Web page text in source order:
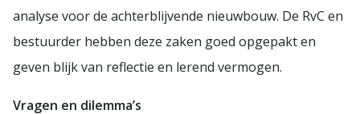
analyse voor de achterblijvende nieuwbouw. De RvC en
bestuurder hebben deze zaken goed opgepakt en
geven blijk van reflectie en lerend vermogen.
Vragen en dilemma’s